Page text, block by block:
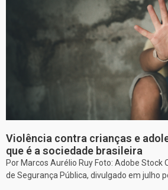
Violência contra crianças e
que é a sociedade brasileira
Por Marcos Aurélio Ruy Foto: Adobe Stock
de Segurança Pública, divulgado em julho